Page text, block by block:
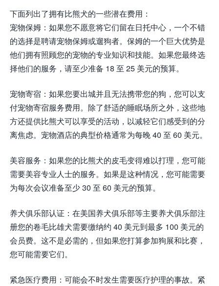
下面列出了拥有比熊犬的一些潜在费用：
宠物保姆：如果您不愿意将它们留在日托中心，一个不错
的选择是聘请宠物保姆或遛狗者。保姆的一个巨大优势是
他们拥有照顾您的宠物的专业知识和技能。如果您最终选
择他们的服务，请至少准备 18 至 25 美元的预算。
宠物寄宿：如果您要出城并且无法携带您的狗，您可以支
付宠物寄宿服务费用。除了舒适的睡眠场所之外，这些地
方还提供比熊犬可以享受的活动，以减轻它们感受到的分
离焦虑。宠物酒店的典型价格通常为每晚 40 至 60 美元。
美容服务：如果您的比熊犬的皮毛变得难以打理，您可能
需要美容专业人士的服务。如果是这种情况，您可能需要
为每次会议准备至少 30 至 60 美元的预算。
养犬俱乐部认证：在美国养犬俱乐部等主要养犬俱乐部注
册您的卷毛比雄犬需要缴纳约 40 美元到最多 100 美元的
会员费。这不是必需的，但如果您打算参加狗展和比赛，
您可能需要它们。
紧急医疗费用：可能会不时发生需要医疗护理的事故。紧